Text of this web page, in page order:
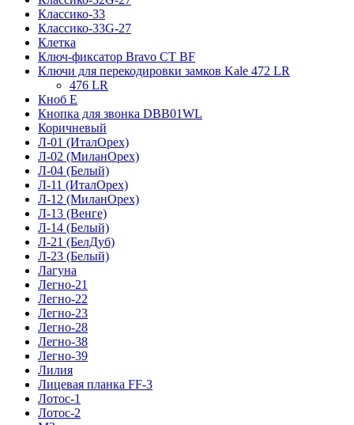
Классико-33
Классико-33G-27
Клетка
Ключ-фиксатор Bravo СТ BF
Ключи для перекодировки замков Kale 472 LR
476 LR
Кноб Е
Кнопка для звонка DBB01WL
Коричневый
Л-01 (ИталОрех)
Л-02 (МиланОрех)
Л-04 (Белый)
Л-11 (ИталОрех)
Л-12 (МиланОрех)
Л-13 (Венге)
Л-14 (Белый)
Л-21 (БелДуб)
Л-23 (Белый)
Лагуна
Легно-21
Легно-22
Легно-23
Легно-28
Легно-38
Легно-39
Лилия
Лицевая планка FF-3
Лотос-1
Лотос-2